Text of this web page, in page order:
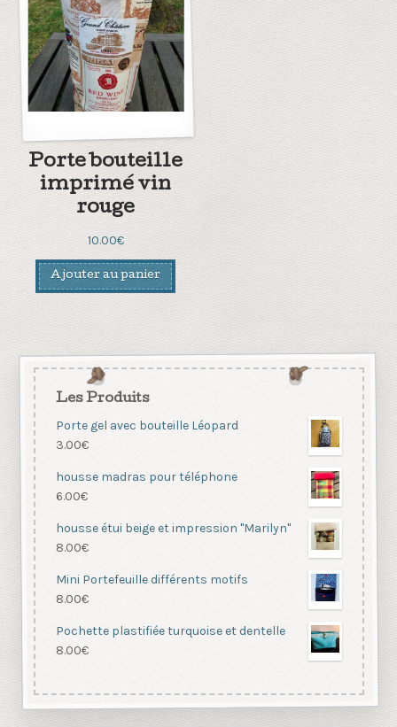
Porte bouteille
imprimé vin
rouge
10.00€
Ajouter au panier
Les Produits
Porte gel avec bouteille Léopard
3.00€
housse madras pour téléphone
6.00€
housse étui beige et impression "Marilyn"
8.00€
Mini Portefeuille différents motifs
8.00€
Pochette plastifiée turquoise et dentelle
8.00€